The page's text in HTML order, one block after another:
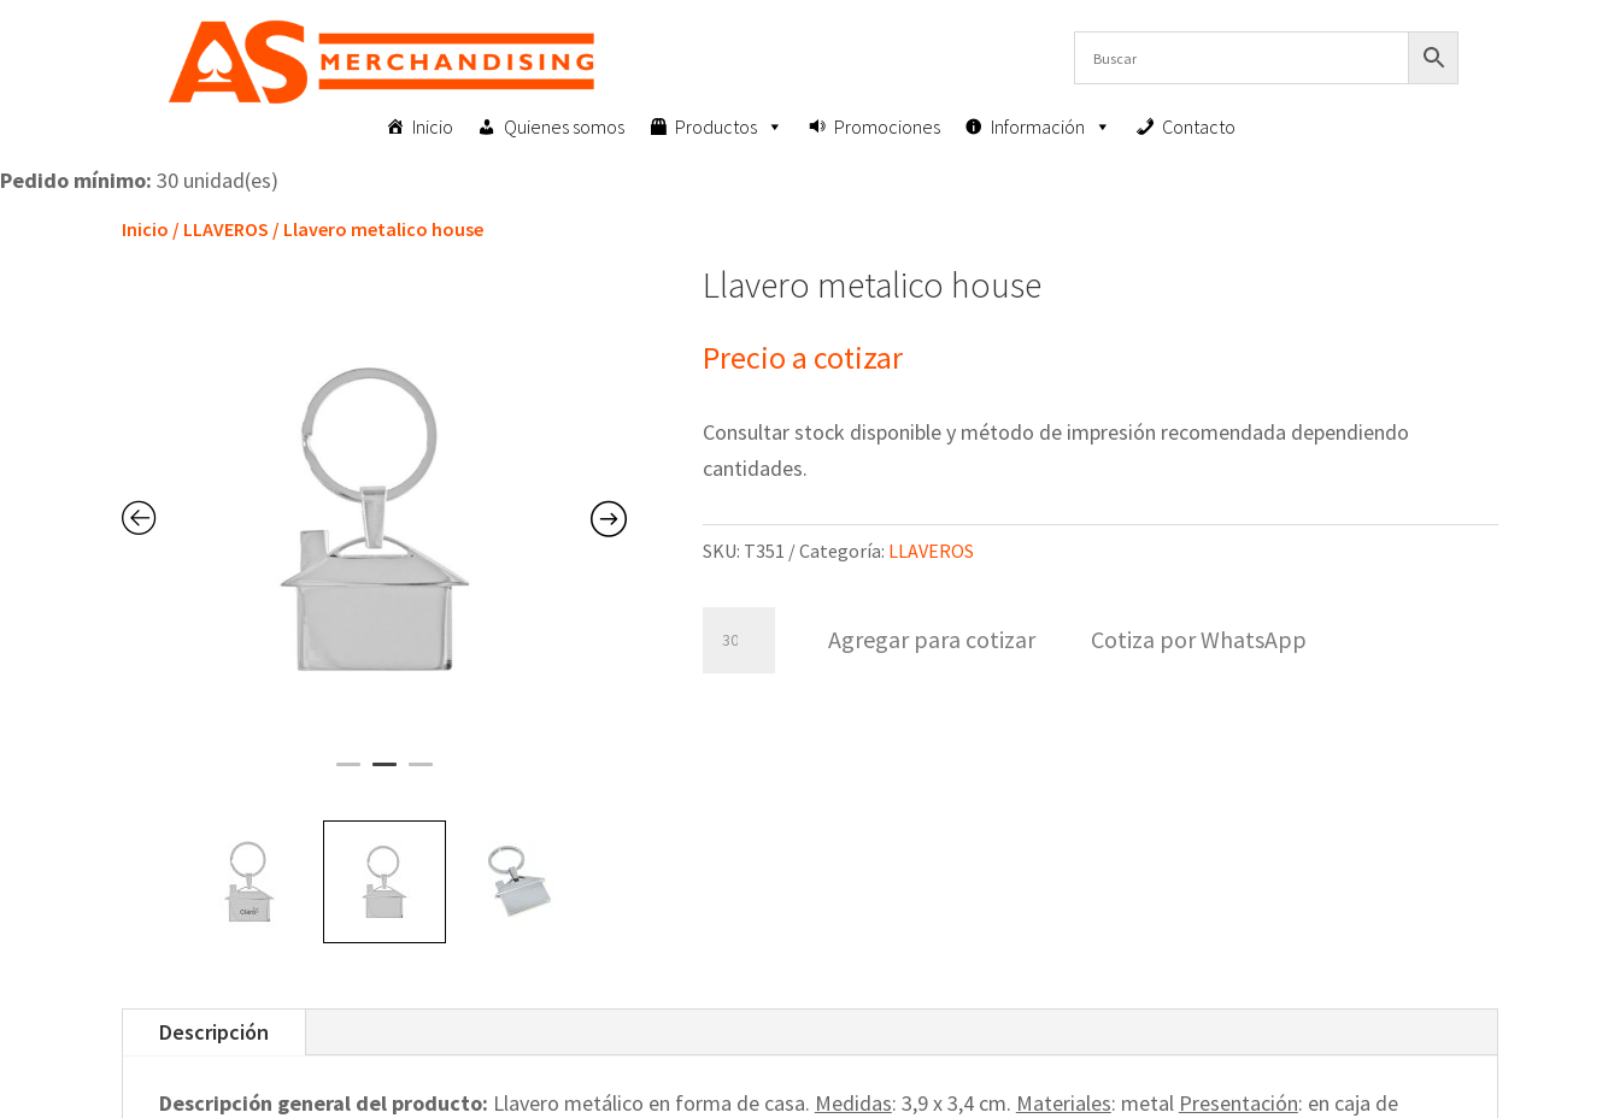
Inicio Quienes somos Productos Promociones Información Contacto
Pedido mínimo: 30 unidad(es)
Inicio / LLAVEROS / Llavero metalico house
Llavero metalico house
Precio a cotizar
Consultar stock disponible y método de impresión recomendada dependiendo
cantidades.
SKU: T351 Categoría: LLAVEROS
Agregar para cotizar Cotiza por WhatsApp
Descripción
Descripción general del producto: Llavero metálico en forma de casa. Medidas: 3,9 x 3,4 cm. Materiales: metal Presentación: en caja de